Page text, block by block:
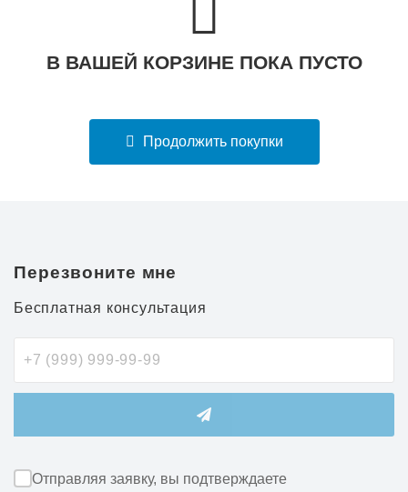
В ВАШЕЙ КОРЗИНЕ ПОКА ПУСТО
Продолжить покупки
Перезвоните мне
Бесплатная консультация
Отправляя заявку, вы подтверждаете